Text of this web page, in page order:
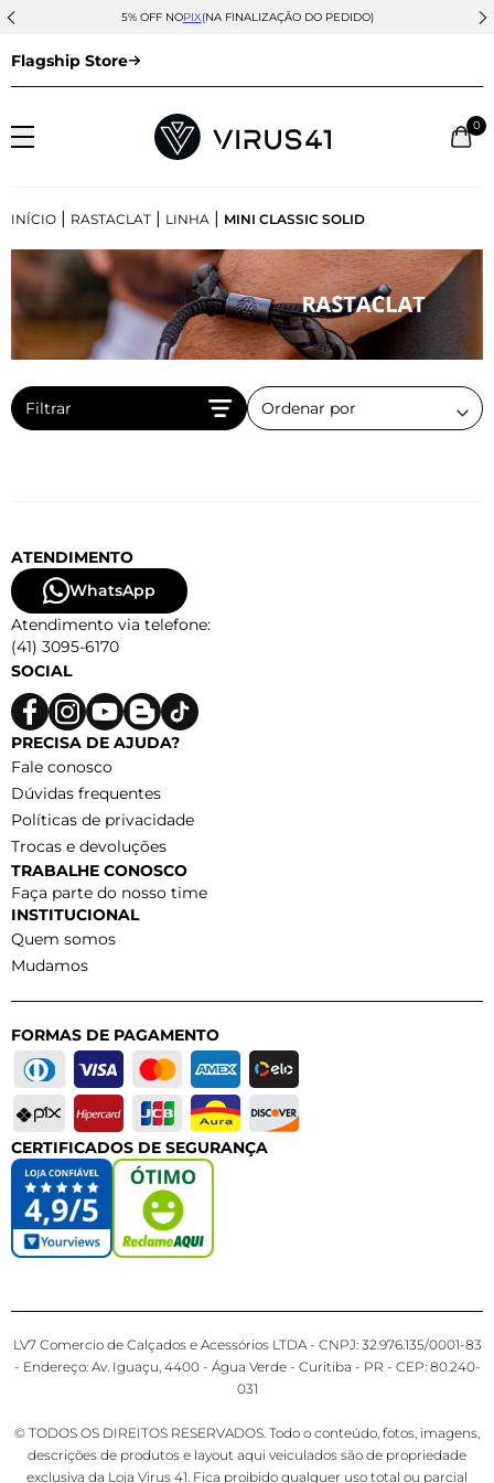
5% OFF NOPIX(NA FINALIZAÇÃO DO PEDIDO)
Flagship Store
0
INÍCIO | RASTACLAT | LINHA | MINI CLASSIC SOLID
Filtrar
ATENDIMENTO
WhatsApp
Atendimento via telefone:
(41) 3095-6170
SOCIAL
PRECISA DE AJUDA?
Fale conosco
Dúvidas frequentes
Políticas de privacidade
Trocas e devoluções
TRABALHE CONOSCO
Faça parte do nosso time
INSTITUCIONAL
Quem somos
Mudamos
FORMAS DE PAGAMENTO
CERTIFICADOS DE SEGURANÇA
LV7 Comercio de Calçados e Acessórios LTDA - CNPJ: 32.976.135/0001-83
- Endereço: Av. Iguaçu, 4400 - Água Verde - Curitiba - PR - CEP: 80.240-
031
© TODOS OS DIREITOS RESERVADOS. Todo o conteúdo, fotos, imagens,
descrições de produtos e layout aqui veiculados são de propriedade
exclusiva da Loja Virus 41. Fica proibido qualquer uso total ou parcial